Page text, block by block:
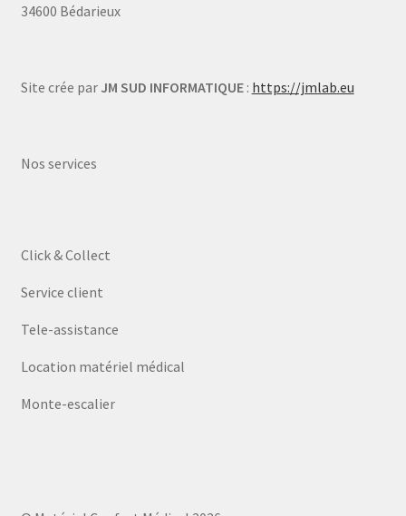
34600 Bédarieux
Site crée par JM SUD INFORMATIQUE: https://jmlab.eu
Nos services
Click & Collect
Service client
Tele-assistance
Location matériel médical
Monte-escalier